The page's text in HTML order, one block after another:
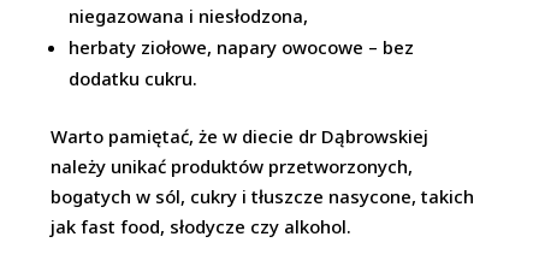
niegazowana i niesłodzona,
herbaty ziołowe, napary owocowe – bez
dodatku cukru.
Warto pamiętać, że w diecie dr Dąbrowskiej
należy unikać produktów przetworzonych,
bogatych w sól, cukry i tłuszcze nasycone, takich
jak fast food, słodycze czy alkohol.